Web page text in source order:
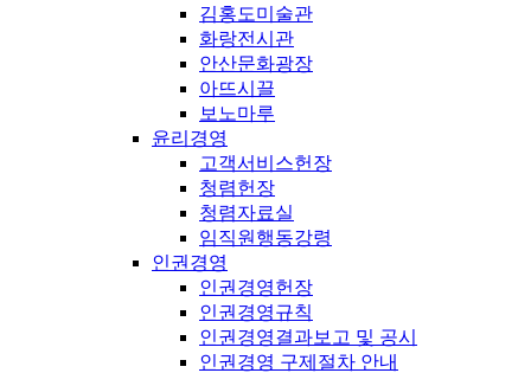
김홍도미술관
화랑전시관
안산문화광장
아뜨시끌
보노마루
윤리경영
고객서비스헌장
청렴헌장
청렴자료실
임직원행동강령
인권경영
인권경영헌장
인권경영규칙
인권경영결과보고 및 공시
인권경영 구제절차 안내